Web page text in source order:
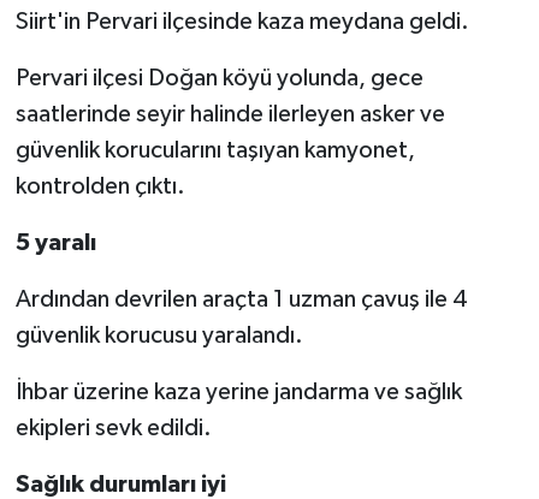
Siirt'in Pervari ilçesinde kaza meydana geldi.
Pervari ilçesi Doğan köyü yolunda, gece
saatlerinde seyir halinde ilerleyen asker ve
güvenlik korucularını taşıyan kamyonet,
kontrolden çıktı.
5 yaralı
Ardından devrilen araçta 1 uzman çavuş ile 4
güvenlik korucusu yaralandı.
İhbar üzerine kaza yerine jandarma ve sağlık
ekipleri sevk edildi.
Sağlık durumları iyi